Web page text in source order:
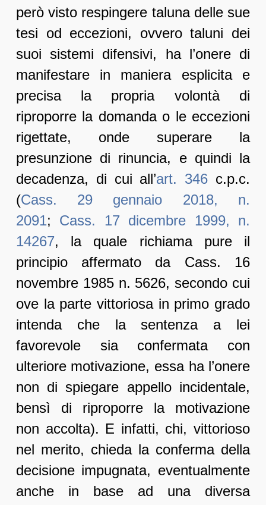
però visto respingere taluna delle sue
tesi od eccezioni, ovvero taluni dei
suoi sistemi difensivi, ha l’onere di
manifestare in maniera esplicita e
precisa la propria volontà di
riproporre la domanda o le eccezioni
rigettate, onde superare la
presunzione di rinuncia, e quindi la
decadenza, di cui all’art. 346 c.p.c.
(Cass. 29 gennaio 2018, n.
2091; Cass. 17 dicembre 1999, n.
14267, la quale richiama pure il
principio affermato da Cass. 16
novembre 1985 n. 5626, secondo cui
ove la parte vittoriosa in primo grado
intenda che la sentenza a lei
favorevole sia confermata con
ulteriore motivazione, essa ha l’onere
non di spiegare appello incidentale,
bensì di riproporre la motivazione
non accolta). E infatti, chi, vittorioso
nel merito, chieda la conferma della
decisione impugnata, eventualmente
anche in base ad una diversa